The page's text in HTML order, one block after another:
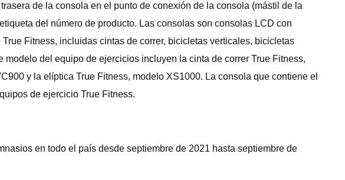
de la consola en el punto de conexión de la consola (mástil de la
del número de producto. Las consolas son consolas LCD con
Fitness, incluidas cintas de correr, bicicletas verticales, bicicletas
del equipo de ejercicios incluyen la cinta de correr True Fitness,
y la elíptica True Fitness, modelo XS1000. La consola que contiene el
de ejercicio True Fitness.
en todo el país desde septiembre de 2021 hasta septiembre de